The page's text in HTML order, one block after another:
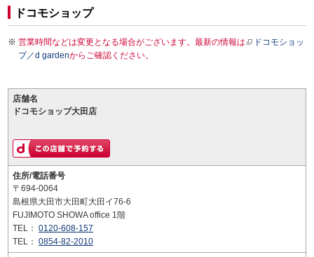
ドコモショップ
営業時間などは変更となる場合がございます。最新の情報は
ドコモショッ
プ／d gardenからご確認ください。
店舗名
ドコモショップ大田店
住所/電話番号
〒694-0064
島根県大田市大田町大田イ76-6
FUJIMOTO SHOWA office 1階
TEL： 0120-608-157
TEL： 0854-82-2010